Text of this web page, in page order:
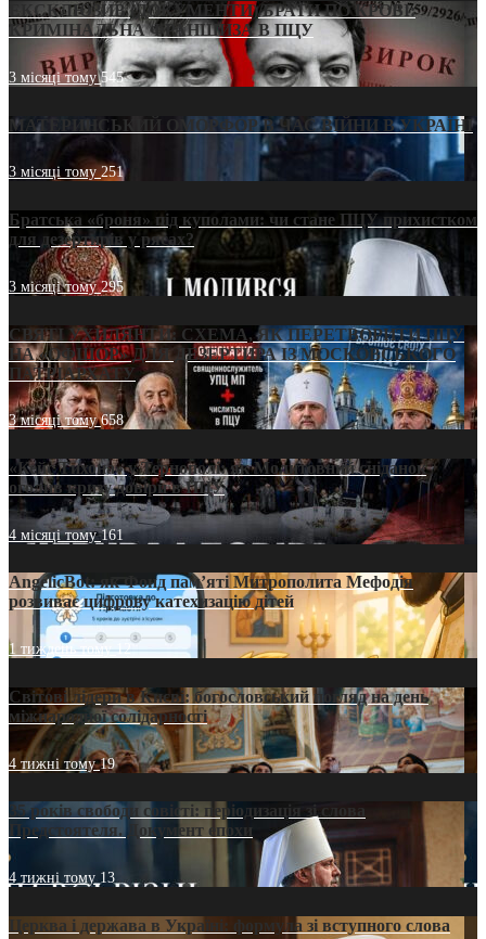
ЕКСКЛЮЗИВ (ДОКУМЕНТИ)/БРАТИ ПО КРОВІ:
КРИМІНАЛЬНА ФРАНШИЗА В ПЦУ
3 місяці тому545
МАТЕРИНСЬКИЙ ОМОРФОР В ЧАС ВІЙНИ В УКРАЇНІ
3 місяці тому251
Братська «броня» під куполами: чи стане ПЦУ прихистком
для дезертирів у рясах?
3 місяці тому295
СВЯТІ УХИЛЯНТИ: СХЕМА, ЯК ПЕРЕТВОРИТИ ПЦУ
НА «ОФШОР» ДЛЯ ДЕЗЕРТИРА ІЗ МОСКОВСЬКОГО
ПАТРІАРХАТУ
3 місяці тому658
«Кейс Тихона» у Тернополі: як Молитовний сніданок
оголив кризу довіри в ПЦУ
4 місяці тому161
AngelicBot: як Фонд пам’яті Митрополита Мефодія
розвиває цифрову катехизацію дітей
1 тиждень тому12
Світові лідери в Києві: богословський погляд на день
міжнародної солідарності
4 тижні тому19
35 років свободи совісті: періодизація зі слова
Предстоятеля. Документ епохи
4 тижні тому 13
Церква і держава в Україні: формула зі вступного слова